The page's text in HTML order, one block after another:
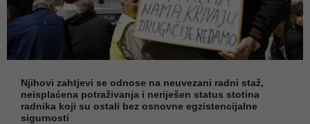
Njihovi zahtjevi se odnose na neuvezani radni staž,
neisplaćena potraživanja i neriješen status stotina
radnika koji su ostali bez osnovne egzistencijalne
sigurnosti